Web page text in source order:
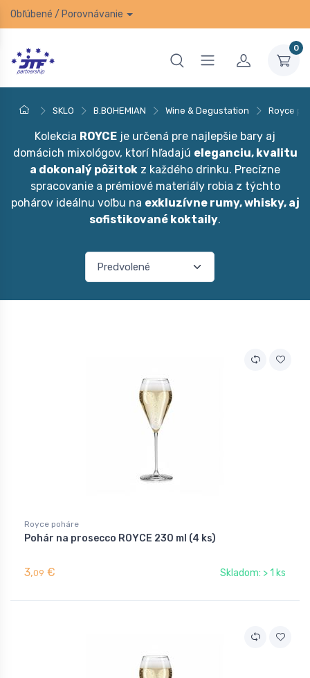
Obľúbené / Porovnávanie
0
SKLO B.BOHEMIAN Wine & Degustation Royce
Kolekcia ROYCE je určená pre najlepšie bary aj
domácich mixológov, ktorí hľadajú eleganciu, kvalitu
a dokonalý pôžitok z každého drinku. Precízne
spracovanie a prémiové materiály robia z týchto
pohárov ideálnu voľbu na exkluzívne rumy, whisky, aj
sofistikované koktaily.
Royce poháre
Pohár na prosecco ROYCE 230 ml (4 ks)
3,09 € Skladom: > 1 ks